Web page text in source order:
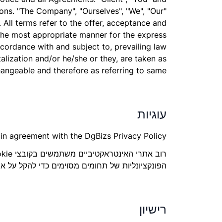
"The Company", "Ourselves", "We", "Our"
terms refer to the offer, acceptance and
most appropriate manner for the express
with and subject to, prevailing law
and/or he/she or they, are taken as
and therefore as referring to same.
עוגיות
agreement with the DgBizs Privacy Policy.
הפונקציונליות של תחומים מסוימים כדי להקל
רישיון